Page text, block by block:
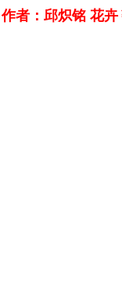
作者：邱炽铭 花卉